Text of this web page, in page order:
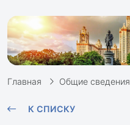
Главная Общие сведения
К СПИСКУ